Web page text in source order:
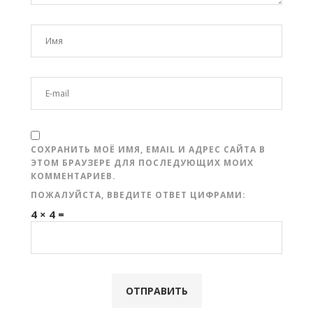
СОХРАНИТЬ МОЁ ИМЯ, EMAIL И АДРЕС САЙТА В
ЭТОМ БРАУЗЕРЕ ДЛЯ ПОСЛЕДУЮЩИХ МОИХ
КОММЕНТАРИЕВ.
ПОЖАЛУЙСТА, ВВЕДИТЕ ОТВЕТ ЦИФРАМИ:
4 × 4 =